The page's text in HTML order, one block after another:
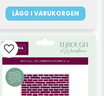
LÄGG I VARUKORGEN